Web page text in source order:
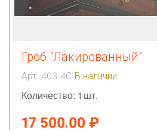
Гроб "Лакированный"
Арт. 403-4С В наличии
Количество: 1 шт.
17 500.00 ₽